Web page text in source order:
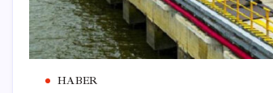
HABER